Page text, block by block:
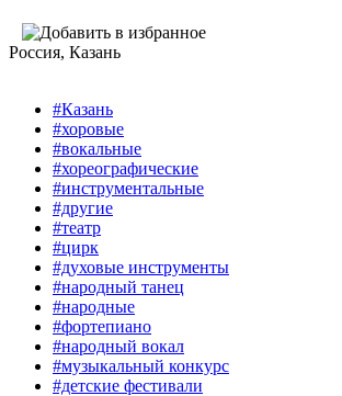
Россия, Казань
#Казань
#хоровые
#вокальные
#хореографические
#инструментальные
#другие
#театр
#цирк
#духовые инструменты
#народный танец
#народные
#фортепиано
#народный вокал
#музыкальный конкурс
#детские фестивали